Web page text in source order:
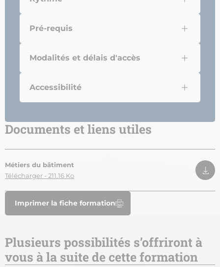
Pré-requis
Modalités et délais d'accès
Accessibilité
Documents et liens utiles
Métiers du bâtiment
Télécharger - 211.16 Ko
Imprimer la fiche formation
Plusieurs possibilités s’offriront à
vous à la suite de cette formation